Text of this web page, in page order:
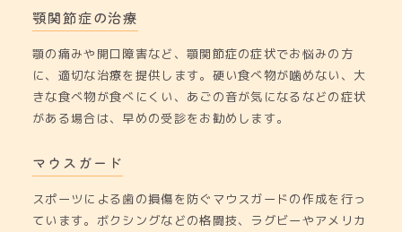
顎関節症の治療
顎の痛みや開口障害など、顎関節症の症状でお悩みの方
に、適切な治療を提供します。硬い食べ物が噛めない、大
きな食べ物が食べにくい、あごの音が気になるなどの症状
がある場合は、早めの受診をお勧めします。
マウスガード
スポーツによる歯の損傷を防ぐマウスガードの作成を行っ
ています。ボクシングなどの格闘技、ラグビーやアメリカ